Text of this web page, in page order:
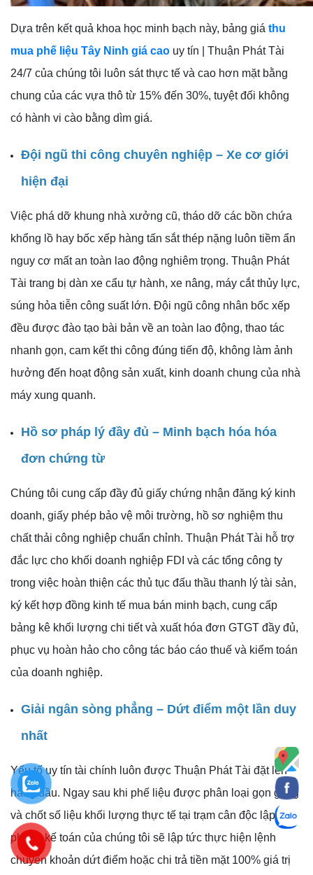
Dựa trên kết quả khoa học minh bạch này, bảng giá thu
mua phế liệu Tây Ninh giá cao uy tín | Thuận Phát Tài
24/7 của chúng tôi luôn sát thực tế và cao hơn mặt bằng
chung của các vựa thô từ 15% đến 30%, tuyệt đối không
có hành vi cào bằng dìm giá.
Đội ngũ thi công chuyên nghiệp – Xe cơ giới
hiện đại
Việc phá dỡ khung nhà xưởng cũ, tháo dỡ các bồn chứa
khổng lồ hay bốc xếp hàng tấn sắt thép nặng luôn tiềm ẩn
nguy cơ mất an toàn lao động nghiêm trọng. Thuận Phát
Tài trang bị dàn xe cẩu tự hành, xe nâng, máy cắt thủy lực,
súng hỏa tiễn công suất lớn. Đội ngũ công nhân bốc xếp
đều được đào tạo bài bản về an toàn lao động, thao tác
nhanh gọn, cam kết thi công đúng tiến độ, không làm ảnh
hưởng đến hoạt động sản xuất, kinh doanh chung của nhà
máy xung quanh.
Hồ sơ pháp lý đầy đủ – Minh bạch hóa hóa
đơn chứng từ
Chúng tôi cung cấp đầy đủ giấy chứng nhận đăng ký kinh
doanh, giấy phép bảo vệ môi trường, hồ sơ nghiệm thu
chất thải công nghiệp chuẩn chỉnh. Thuận Phát Tài hỗ trợ
đắc lực cho khối doanh nghiệp FDI và các tổng công ty
trong việc hoàn thiện các thủ tục đấu thầu thanh lý tài sản,
ký kết hợp đồng kinh tế mua bán minh bạch, cung cấp
bảng kê khối lượng chi tiết và xuất hóa đơn GTGT đầy đủ,
phục vụ hoàn hảo cho công tác báo cáo thuế và kiểm toán
của doanh nghiệp.
Giải ngân sòng phẳng – Dứt điểm một lần duy
nhất
Yếu tố uy tín tài chính luôn được Thuận Phát Tài đặt lên
hàng đầu. Ngay sau khi phế liệu được phân loại gọn gàng
và chốt số liệu khối lượng thực tế tại trạm cân độc lập,
phòng kế toán của chúng tôi sẽ lập tức thực hiện lệnh
chuyển khoản dứt điểm hoặc chi trả tiền mặt 100% giá trị